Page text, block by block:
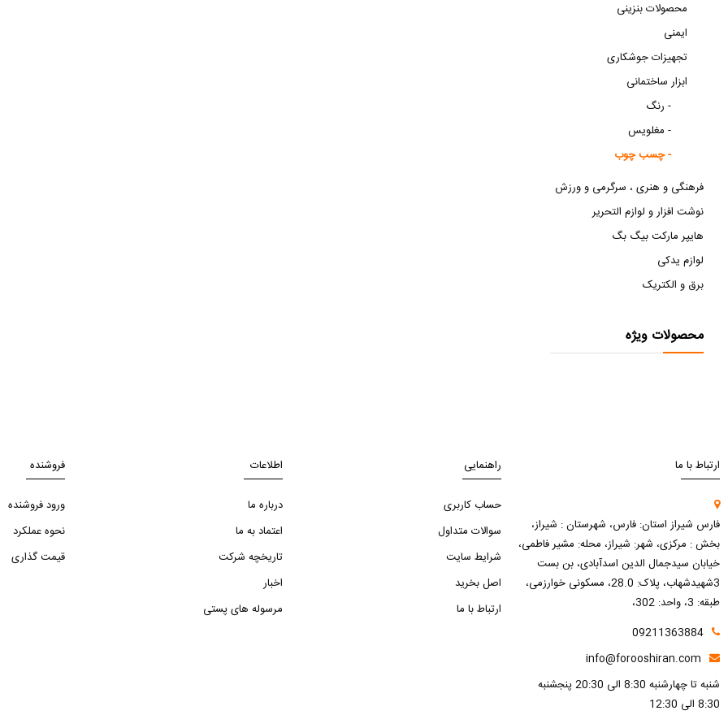
محصولات بنزینی
ایمنی
تجهیزات جوشکاری
ابزار ساختمانی
رنگ -
مغلویس -
چسب چوب -
فرهنگی و هنری ، سرگرمی و ورزش
نوشت افزار و لوازم التحریر
هایپر مارکت بیگ بگ
لوازم یدکی
برق و الکتریک
محصولات ویژه
ارتباط با ما
فارس شیراز استان: فارس، شهرستان : شیراز،
بخش : مرکزی، شهر: شیراز، محله: مشیر فاطمی،
خیابان سیدجمال الدین اسدآبادی، بن بست
3شهیدشهاب، پلاک: 28.0، مسکونی خوارزمی،
طبقه: 3، واحد: 302،
09211363884
info@forooshiran.com
شنبه تا چهارشنبه 8:30 الی 20:30 پنجشنبه
8:30 الی 12:30
راهنمایی
حساب کاربری
سوالات متداول
شرایط سایت
اصل بخرید
ارتباط با ما
اطلاعات
درباره ما
اعتماد به ما
تاریخچه شرکت
اخبار
مرسوله های پستی
فروشنده
ورود فروشنده
نحوه عملکرد
قیمت گذاری